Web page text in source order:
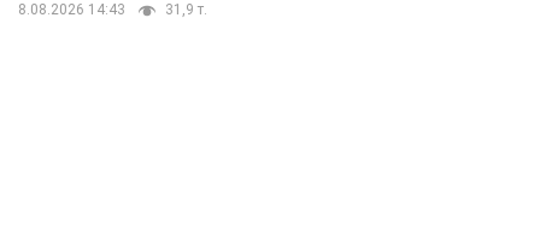
8.08.2026 14:43 31,9 т.